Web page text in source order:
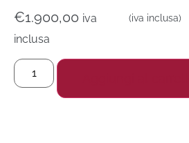
€1.900,00 iva
inclusa
(iva inclusa)